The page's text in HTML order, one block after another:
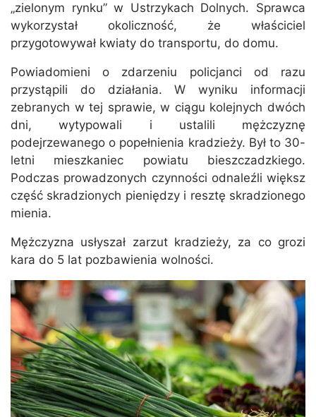
„zielonym rynku” w Ustrzykach Dolnych. Sprawca
wykorzystał okoliczność, że właściciel
przygotowywał kwiaty do transportu, do domu.
Powiadomieni o zdarzeniu policjanci od razu
przystąpili do działania. W wyniku informacji
zebranych w tej sprawie, w ciągu kolejnych dwóch
dni, wytypowali i ustalili mężczyznę
podejrzewanego o popełnienia kradzieży. Był to 30-
letni mieszkaniec powiatu bieszczadzkiego.
Podczas prowadzonych czynności odnaleźli większ
część skradzionych pieniędzy i resztę skradzionego
mienia.
Mężczyzna usłyszał zarzut kradzieży, za co grozi
kara do 5 lat pozbawienia wolności.